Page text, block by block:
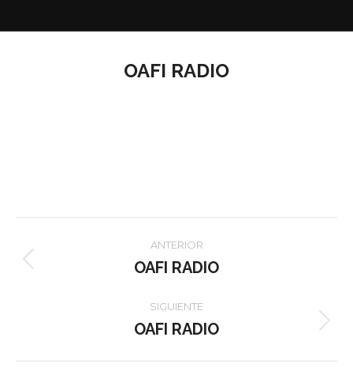
OAFI RADIO
Navegación
entre
proyectos
ANTERIOR
Proyecto
OAFI RADIO
SIGUIENTE
Proyecto
OAFI RADIO